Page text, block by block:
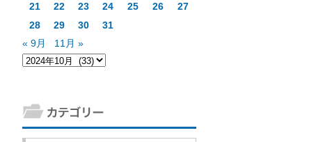
21
22 23 24 25 26
27
28
29 30
31
« 9月
11月 »